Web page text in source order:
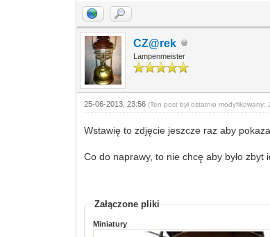
CZ@rek
Lampenmeister
25-06-2013, 23:56(Ten post był ostatnio
Wstawię to zdjęcie jeszcze raz aby
Co do naprawy, to nie chcę aby było
Załączone pliki
Miniatury